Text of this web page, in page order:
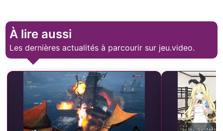
À lire aussi
Les dernières actualités à parcourir sur jeu.video.